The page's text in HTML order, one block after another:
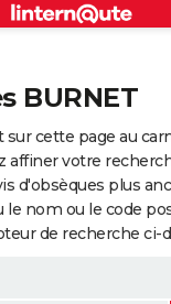
BURNET
cette page au
affiner votre
d'obsèques plus
nom ou le code
de recherche ci-